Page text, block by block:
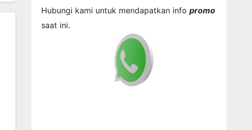
Hubungi kami untuk mendapatkan infopromo
saat ini.